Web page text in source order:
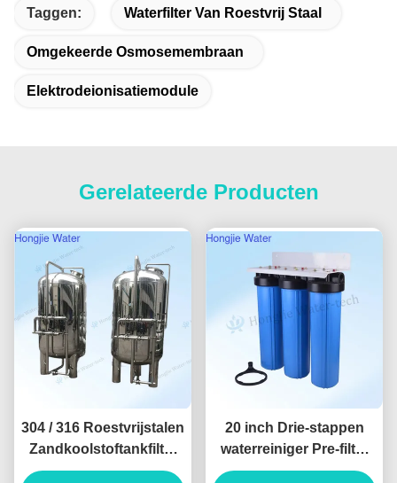
Taggen: Waterfilter Van Roestvrij Staal
Omgekeerde Osmosemembraan
Elektrodeionisatiemodule
Gerelateerde Producten
304 / 316 Roestvrijstalen
Zandkoolstoftankfilter
60m3/H
20 inch Drie-stappen
waterreiniger Pre-filter
voor het hele huis